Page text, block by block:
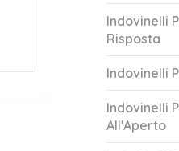
Gossip piccante
October 21, 2023
Indovinelli
Risposta
Indovinelli
Indovinelli
All'Aperto